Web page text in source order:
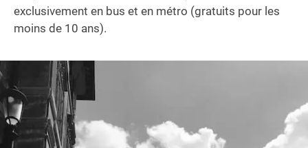
exclusivement en bus et en métro (gratuits pour les
moins de 10 ans).